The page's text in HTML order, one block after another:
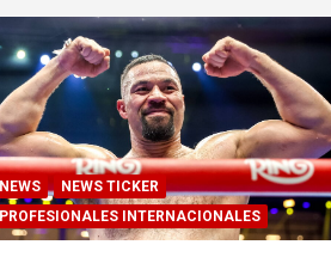
NEWS
NEWS TICKER
PROFESIONALES INTERNACIONALES